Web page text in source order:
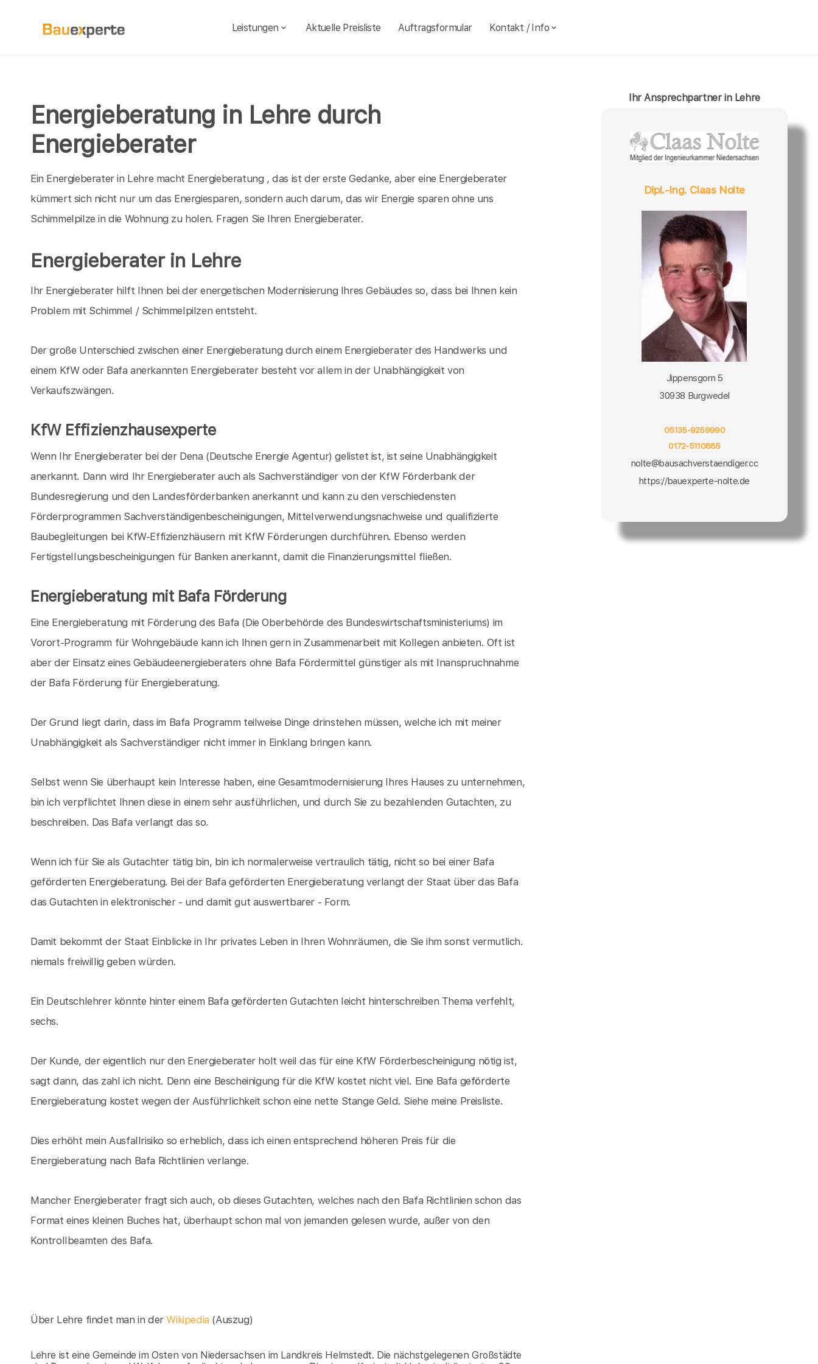
Leistungen Aktuelle Preisliste Auftragsformular Kontakt / Info
Energieberatung in Lehre durch
Energieberater
Ein Energieberater in Lehre macht Energieberatung , das ist der erste Gedanke, aber eine Energieberater
kümmert sich nicht nur um das Energiesparen, sondern auch darum, das wir Energie sparen ohne uns
Schimmelpilze in die Wohnung zu holen. Fragen Sie Ihren Energieberater.
Energieberater in Lehre
Ihr Energieberater hilft Ihnen bei der energetischen Modernisierung Ihres Gebäudes so, dass bei Ihnen kein
Problem mit Schimmel / Schimmelpilzen entsteht.
Der große Unterschied zwischen einer Energieberatung durch einem Energieberater des Handwerks und
einem KfW oder Bafa anerkannten Energieberater besteht vor allem in der Unabhängigkeit von
Verkaufszwängen.
KfW Effizienzhausexperte
Wenn Ihr Energieberater bei der Dena (Deutsche Energie Agentur) gelistet ist, ist seine Unabhängigkeit
anerkannt. Dann wird Ihr Energieberater auch als Sachverständiger von der KfW Förderbank der
Bundesregierung und den Landesförderbanken anerkannt und kann zu den verschiedensten
Förderprogrammen Sachverständigenbescheinigungen, Mittelverwendungsnachweise und qualifizierte
Baubegleitungen bei KfW-Effizienzhäusern mit KfW Förderungen durchführen. Ebenso werden
Fertigstellungsbescheinigungen für Banken anerkannt, damit die Finanzierungsmittel fließen.
Energieberatung mit Bafa Förderung
Eine Energieberatung mit Förderung des Bafa (Die Oberbehörde des Bundeswirtschaftsministeriums) im
Vorort-Programm für Wohngebäude kann ich Ihnen gern in Zusammenarbeit mit Kollegen anbieten. Oft ist
aber der Einsatz eines Gebäudeenergieberaters ohne Bafa Fördermittel günstiger als mit Inanspruchnahme
der Bafa Förderung für Energieberatung.
Der Grund liegt darin, dass im Bafa Programm teilweise Dinge drinstehen müssen, welche ich mit meiner
Unabhängigkeit als Sachverständiger nicht immer in Einklang bringen kann.
Selbst wenn Sie überhaupt kein Interesse haben, eine Gesamtmodernisierung Ihres Hauses zu unternehmen,
bin ich verpflichtet Ihnen diese in einem sehr ausführlichen, und durch Sie zu bezahlenden Gutachten, zu
beschreiben. Das Bafa verlangt das so.
Wenn ich für Sie als Gutachter tätig bin, bin ich normalerweise vertraulich tätig, nicht so bei einer Bafa
geförderten Energieberatung. Bei der Bafa geförderten Energieberatung verlangt der Staat über das Bafa
das Gutachten in elektronischer - und damit gut auswertbarer - Form.
Damit bekommt der Staat Einblicke in Ihr privates Leben in Ihren Wohnräumen, die Sie ihm sonst vermutlich.
niemals freiwillig geben würden.
Ein Deutschlehrer könnte hinter einem Bafa geförderten Gutachten leicht hinterschreiben Thema verfehlt,
sechs.
Der Kunde, der eigentlich nur den Energieberater holt weil das für eine KfW Förderbescheinigung nötig ist,
sagt dann, das zahl ich nicht. Denn eine Bescheinigung für die KfW kostet nicht viel. Eine Bafa geförderte
Energieberatung kostet wegen der Ausführlichkeit schon eine nette Stange Geld. Siehe meine Preisliste.
Dies erhöht mein Ausfallrisiko so erheblich, dass ich einen entsprechend höheren Preis für die
Energieberatung nach Bafa Richtlinien verlange.
Mancher Energieberater fragt sich auch, ob dieses Gutachten, welches nach den Bafa Richtlinien schon das
Format eines kleinen Buches hat, überhaupt schon mal von jemanden gelesen wurde, außer von den
Kontrollbeamten des Bafa.
Über Lehre findet man in derWikipedia (Auszug)
Lehre ist eine Gemeinde im Osten von Niedersachsen im Landkreis Helmstedt. Die nächstgelegenen Großstädte
Ihr Ansprechpartner in Lehre
Dipl.-Ing. Claas Nolte
Jippensgorn 5
30938 Burgwedel
05135-9259990
0172-5110885
nolte@bausachverstaendiger.cc
https://bauexperte-nolte.de